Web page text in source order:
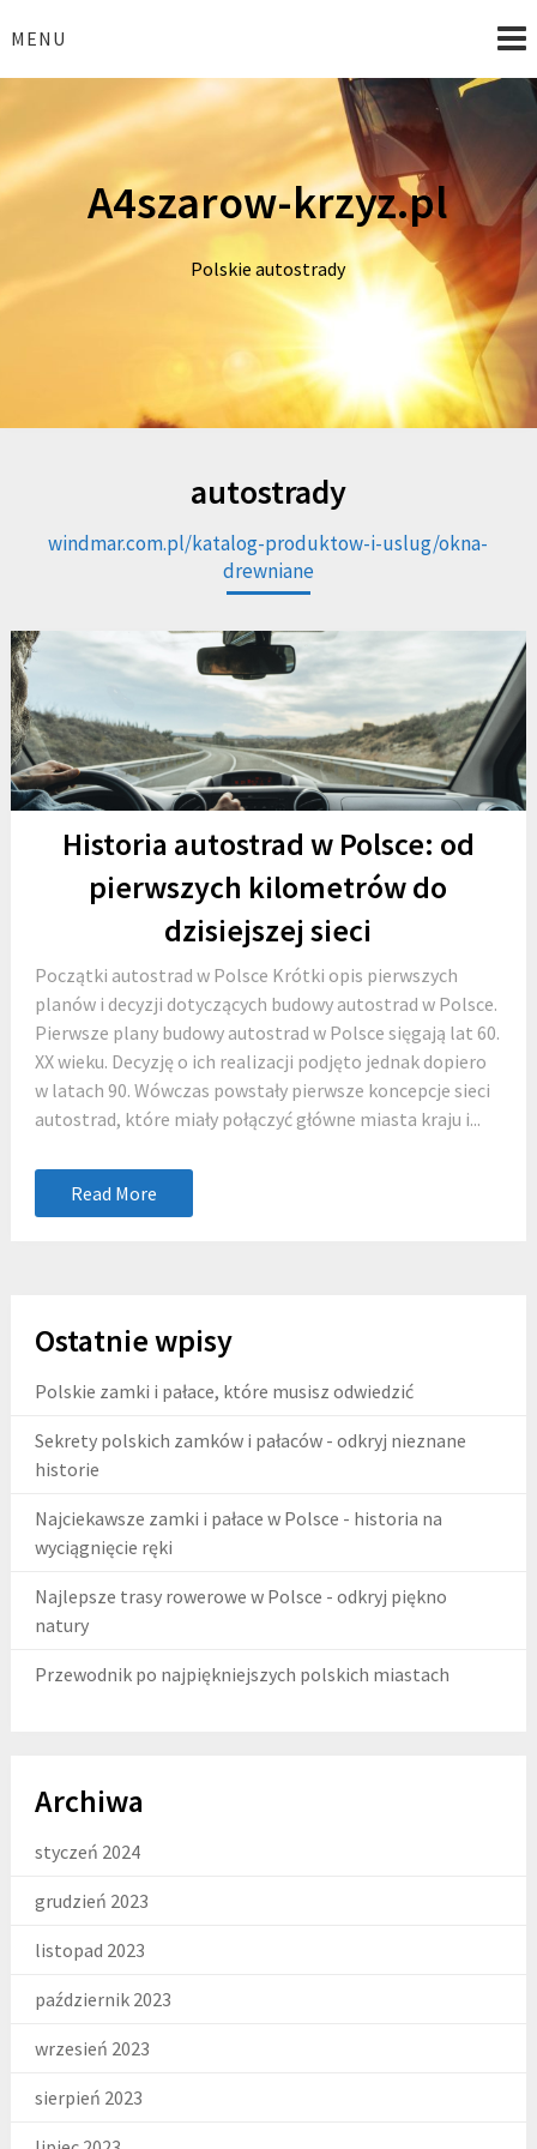
toMENU
A4szarow-krzyz.pl
Polskie autostrady
autostrady
windmar.com.pl/katalog-produktow-i-uslug/okna-
drewniane
Historia autostrad w Polsce: od
pierwszych kilometrów do
dzisiejszej sieci
Początki autostrad w Polsce Krótki opis pierwszych
planów i decyzji dotyczących budowy autostrad w Polsce.
Pierwsze plany budowy autostrad w Polsce sięgają lat 60.
XX wieku. Decyzję o ich realizacji podjęto jednak dopiero
w latach 90. Wówczas powstały pierwsze koncepcje sieci
autostrad, które miały połączyć główne miasta kraju i...
Read More
Ostatnie wpisy
Polskie zamki i pałace, które musisz odwiedzić
Sekrety polskich zamków i pałaców - odkryj nieznane
historie
Najciekawsze zamki i pałace w Polsce - historia na
wyciągnięcie ręki
Najlepsze trasy rowerowe w Polsce - odkryj piękno
natury
Przewodnik po najpiękniejszych polskich miastach
Archiwa
styczeń 2024
grudzień 2023
listopad 2023
październik 2023
wrzesień 2023
sierpień 2023